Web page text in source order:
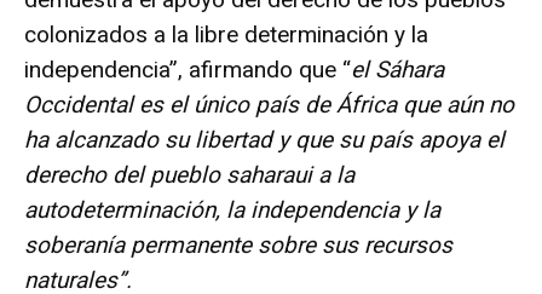
colonizados a la libre determinación y la
independencia”, afirmando que “el Sáhara
Occidental es el único país de África que aún no
ha alcanzado su libertad y que su país apoya el
derecho del pueblo saharaui a la
autodeterminación, la independencia y la
soberanía permanente sobre sus recursos
naturales”.